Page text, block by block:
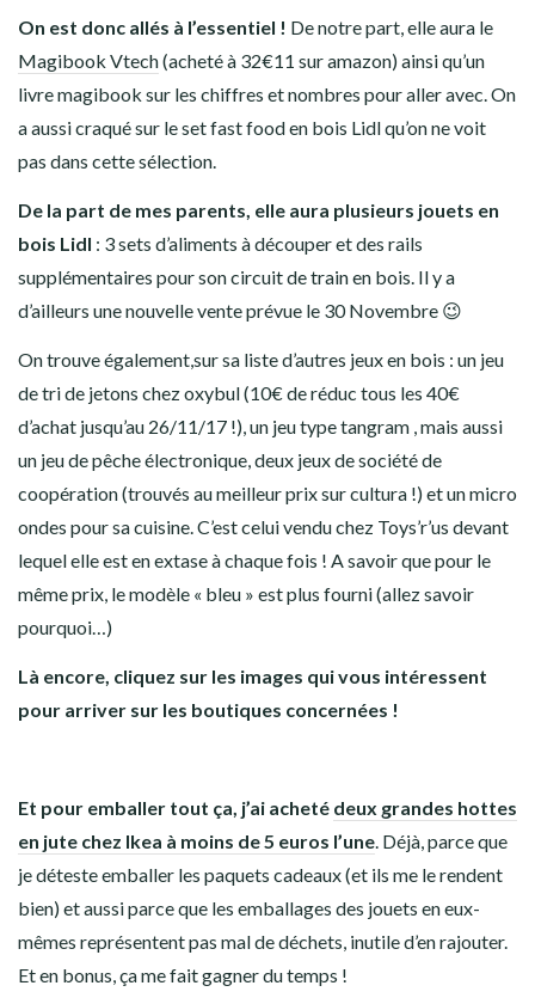
On est donc allés à l’essentiel ! De notre part, elle aura le
Magibook Vtech(acheté à 32€11 sur amazon) ainsi qu’un
livre magibook sur les chiffres et nombres pour aller avec. On
a aussi craqué sur le set fast food en bois Lidl qu’on ne voit
pas dans cette sélection.
De la part de mes parents, elle aura plusieurs jouets en
bois Lidl : 3 sets d’aliments à découper et des rails
supplémentaires pour son circuit de train en bois. Il y a
d’ailleurs une nouvelle vente prévue le 30 Novembre 😉
On trouve également,sur sa liste d’autres jeux en bois : un jeu
de tri de jetons chez oxybul (10€ de réduc tous les 40€
d’achat jusqu’au 26/11/17 !), un jeu type tangram , mais aussi
un jeu de pêche électronique, deux jeux de société de
coopération (trouvés au meilleur prix sur cultura !) et un micro
ondes pour sa cuisine. C’est celui vendu chez Toys’r’us devant
lequel elle est en extase à chaque fois ! A savoir que pour le
même prix, le modèle « bleu » est plus fourni (allez savoir
pourquoi…)
Là encore, cliquez sur les images qui vous intéressent
pour arriver sur les boutiques concernées !
Et pour emballer tout ça, j’ai acheté deux grandes hottes
en jute chez Ikea à moins de 5 euros l’une. Déjà, parce que
je déteste emballer les paquets cadeaux (et ils me le rendent
bien) et aussi parce que les emballages des jouets en eux-
mêmes représentent pas mal de déchets, inutile d’en rajouter.
Et en bonus, ça me fait gagner du temps !